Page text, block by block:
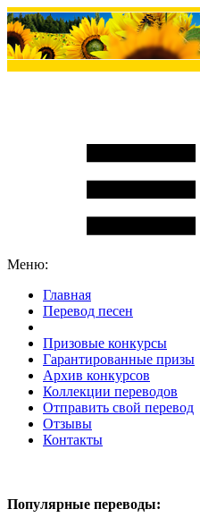
Меню:
Главная
Перевод песен
Призовые конкурсы
Гарантированные призы
Архив конкурсов
Коллекции переводов
Отправить свой перевод
Отзывы
Контакты
Популярные переводы: